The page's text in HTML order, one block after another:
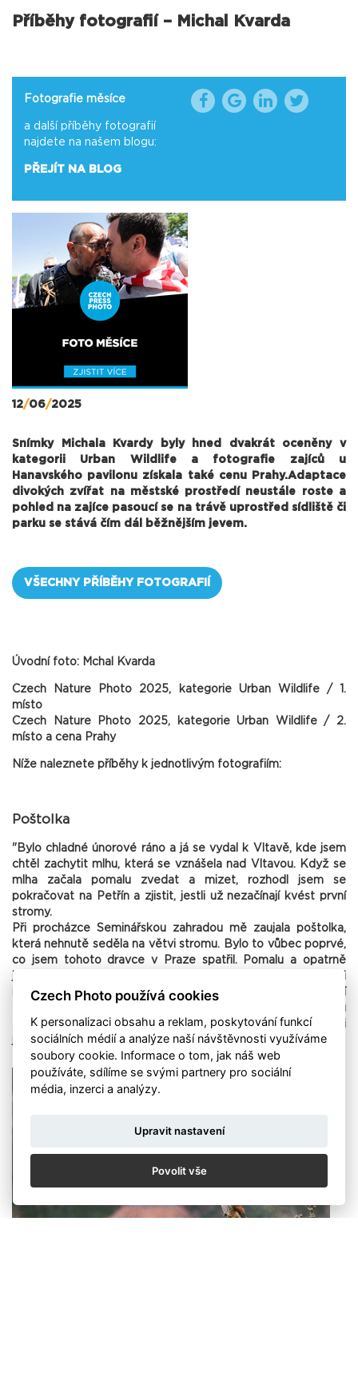
Příběhy fotografií – Michal Kvarda
Fotografie měsíce
a další příběhy fotografií
najdete na našem blogu:
PŘEJÍT NA BLOG
12/06/2025
Snímky Michala Kvardy byly hned dvakrát oceněny v
kategorii Urban Wildlife a fotografie zajíců u
Hanavského pavilonu získala také cenu Prahy.Adaptace
divokých zvířat na městské prostředí neustále roste a
pohled na zajíce pasoucí se na trávě uprostřed sídliště či
parku se stává čím dál běžnějším jevem.
VŠECHNY PŘÍBĚHY FOTOGRAFIÍ
Úvodní foto: Mchal Kvarda
Czech Nature Photo 2025, kategorie Urban Wildlife / 1.
místo
Czech Nature Photo 2025, kategorie Urban Wildlife / 2.
místo a cena Prahy
Níže naleznete příběhy k jednotlivým fotografiím:
Poštolka
"Bylo chladné únorové ráno a já se vydal k Vltavě, kde jsem
chtěl zachytit mlhu, která se vznášela nad Vltavou. Když se
mlha začala pomalu zvedat a mizet, rozhodl jsem se
pokračovat na Petřín a zjistit, jestli už nezačínají kvést první
stromy.
Při procházce Seminářskou zahradou mě zaujala poštolka,
která nehnutě seděla na větvi stromu. Bylo to vůbec poprvé,
co jsem tohoto dravce v Praze spatřil. Pomalu a opatrně
jsem se k ní přibližoval a hledal vhodné místo, odkud bych ji
mohl zakomponovat do záběru spolu s bývalou kaplí
Jezulátka. Chtěl jsem propojit přírodní motiv s historickou
architekturou a zachytit tak nejen samotnou poštolku, ale i
jedinečnou atmosféru tohoto pražského místa."
Czech Photo používá cookies
K personalizaci obsahu a reklam, poskytování funkcí
sociálních médií a analýze naší návštěvnosti využíváme
soubory cookie. Informace o tom, jak náš web
používáte, sdílíme se svými partnery pro sociální
média, inzerci a analýzy.
Upravit nastavení
Povolit vše